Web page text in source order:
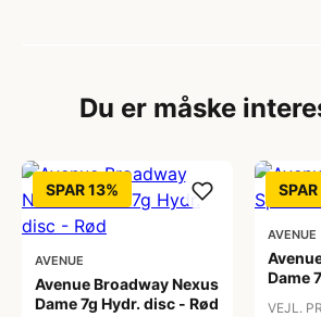
Du er måske
SPAR 13%
AVENUE
Avenue Broadway Nexus
Dame 7g Hydr. disc - Rød
AVENUE
Dame
VEJL.